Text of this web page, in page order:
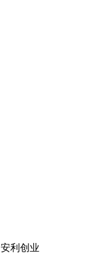
安利创业